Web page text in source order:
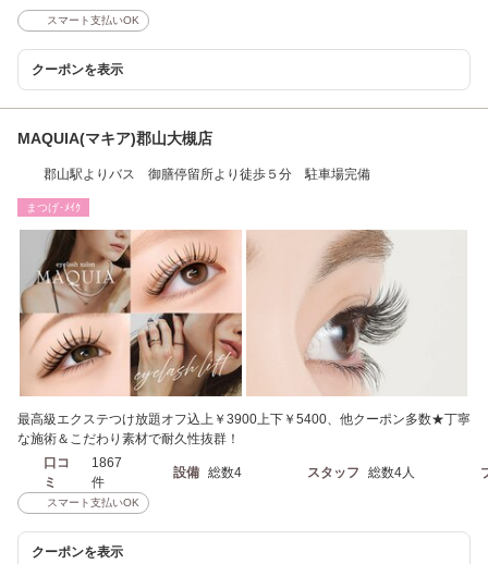
スマート支払いOK
クーポンを表示
MAQUIA(マキア)郡山大槻店
郡山駅よりバス 御膳停留所より徒歩５分 駐車場完備
まつげ･ﾒｲｸ
最高級エクステつけ放題オフ込上￥3900上下￥5400、他クーポン多数★丁寧
な施術＆こだわり素材で耐久性抜群！
口コ
ミ
1867
件
設備 総数4 スタッフ 総数4人
スマート支払いOK
クーポンを表示